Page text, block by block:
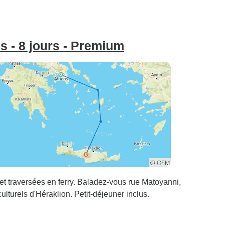
- 8 jours - Premium
traversées en ferry. Baladez-vous rue Matoyanni,
d'Héraklion. Petit-déjeuner inclus.